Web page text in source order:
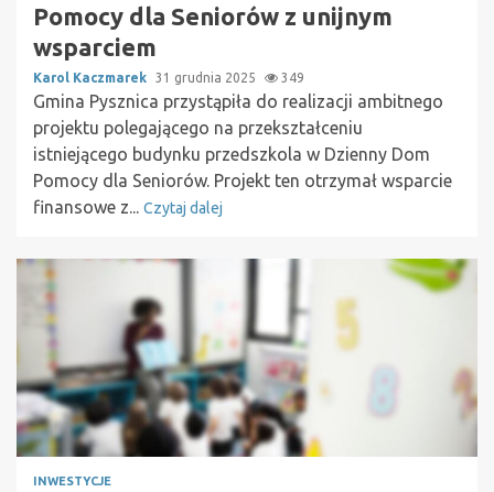
Pomocy dla Seniorów z unijnym
wsparciem
Karol Kaczmarek 31 grudnia 2025 349
Gmina Pysznica przystąpiła do realizacji ambitnego
projektu polegającego na przekształceniu
istniejącego budynku przedszkola w Dzienny Dom
Pomocy dla Seniorów. Projekt ten otrzymał wsparcie
finansowe z... Czytaj dalej
INWESTYCJE